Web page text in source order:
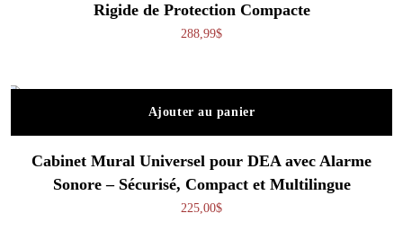
Rigide de Protection Compacte
288,99$
Ajouter au panier
Cabinet Mural Universel pour DEA avec Alarme
Sonore – Sécurisé, Compact et Multilingue
225,00$